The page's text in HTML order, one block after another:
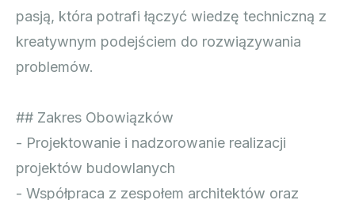
pasją, która potrafi łączyć wiedzę techniczną z
kreatywnym podejściem do rozwiązywania
problemów.
## Zakres Obowiązków
- Projektowanie i nadzorowanie realizacji
projektów budowlanych
- Współpraca z zespołem architektów oraz